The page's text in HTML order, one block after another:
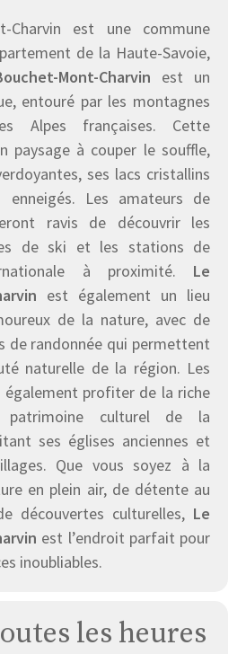
Charvin est une commune
de la Haute-Savoie,
Mont-Charvin est un
entouré par les montagnes
Alpes françaises. Cette
paysage à couper le souffle,
ses lacs cristallins
Les amateurs de
ravis de découvrir les
de ski et les stations de
à proximité. Le
est également un lieu
de la nature, avec de
de randonnée qui permettent
naturelle de la région. Les
profiter de la riche
culturel de la
ses églises anciennes et
Que vous soyez à la
en plein air, de détente au
découvertes culturelles, Le
est l’endroit parfait pour
inoubliables.
les heures